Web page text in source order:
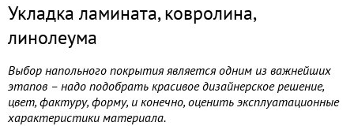
Укладка ламината, ковролина,
линолеума
Выбор напольного покрытия является одним из важнейших
этапов – надо подобрать красивое дизайнерское решение,
цвет, фактуру, форму, и конечно, оценить эксплуатационные
характеристики материала.